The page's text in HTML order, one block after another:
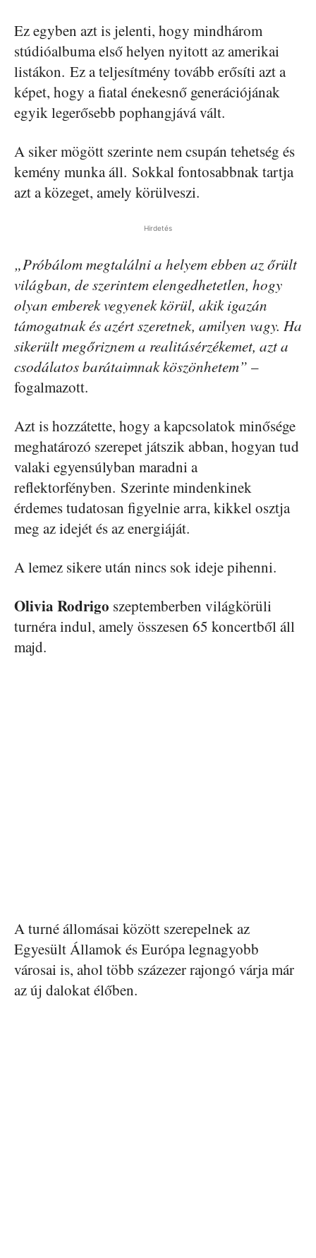
Ez egyben azt is jelenti, hogy mindhárom
stúdióalbuma első helyen nyitott az amerikai
listákon. Ez a teljesítmény tovább erősíti azt a
képet, hogy a fiatal énekesnő generációjának
egyik legerősebb pophangjává vált.
A siker mögött szerinte nem csupán tehetség és
kemény munka áll. Sokkal fontosabbnak tartja
azt a közeget, amely körülveszi.
Hirdetés
„Próbálom megtalálni a helyem ebben az őrült
világban, de szerintem elengedhetetlen, hogy
olyan emberek vegyenek körül, akik igazán
támogatnak és azért szeretnek, amilyen vagy. Ha
sikerült megőriznem a realitásérzékemet, azt a
csodálatos barátaimnak köszönhetem” –
fogalmazott.
Azt is hozzátette, hogy a kapcsolatok minősége
meghatározó szerepet játszik abban, hogyan tud
valaki egyensúlyban maradni a
reflektorfényben. Szerinte mindenkinek
érdemes tudatosan figyelnie arra, kikkel osztja
meg az idejét és az energiáját.
A lemez sikere után nincs sok ideje pihenni.
Olivia Rodrigo szeptemberben világkörüli
turnéra indul, amely összesen 65 koncertből áll
majd.
A turné állomásai között szerepelnek az
Egyesült Államok és Európa legnagyobb
városai is, ahol több százezer rajongó várja már
az új dalokat élőben.